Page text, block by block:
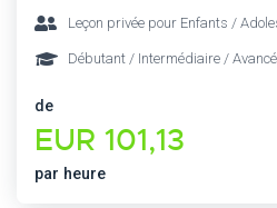
Leçon privée pour Enfants /
Débutant / Intermédiaire /
de
EUR 101,13
par heure